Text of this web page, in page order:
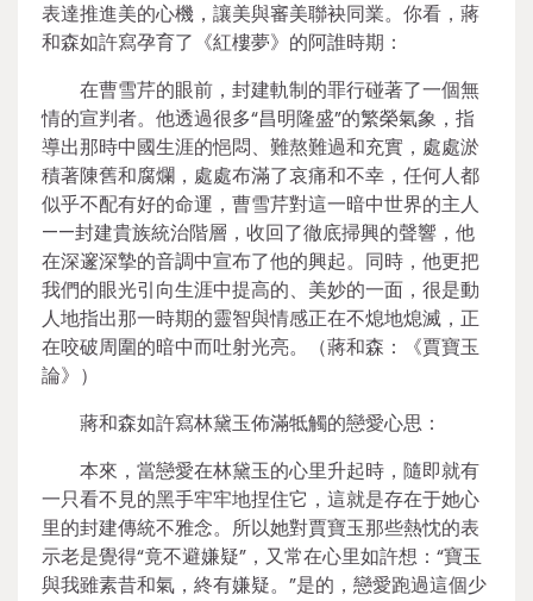
表達推進美的心機，讓美與審美聯袂同業。你看，蔣
和森如許寫孕育了《紅樓夢》的阿誰時期：
在曹雪芹的眼前，封建軌制的罪行碰著了一個無
情的宣判者。他透過很多“昌明隆盛”的繁榮氣象，指
導出那時中國生涯的悒悶、難熬難過和充實，處處淤
積著陳舊和腐爛，處處布滿了哀痛和不幸，任何人都
似乎不配有好的命運，曹雪芹對這一暗中世界的主人
——封建貴族統治階層，收回了徹底掃興的聲響，他
在深邃深摯的音調中宣布了他的興起。同時，他更把
我們的眼光引向生涯中提高的、美妙的一面，很是動
人地指出那一時期的靈智與情感正在不熄地熄滅，正
在咬破周圍的暗中而吐射光亮。（蔣和森：《賈寶玉
論》）
蔣和森如許寫林黛玉佈滿牴觸的戀愛心思：
本來，當戀愛在林黛玉的心里升起時，隨即就有
一只看不見的黑手牢牢地捏住它，這就是存在于她心
里的封建傳統不雅念。所以她對賈寶玉那些熱忱的表
示老是覺得“竟不避嫌疑”，又常在心里如許想：“寶玉
與我雖素昔和氣，終有嫌疑。”是的，戀愛跑過這個少